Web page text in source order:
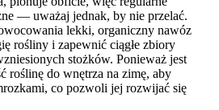
— uważaj jednak, by nie przelać.
lekki, organiczny nawóz
rośliny i zapewnić ciągłe zbiory
stożków. Ponieważ jest
roślinę do wnętrza na zimę, aby
co pozwoli jej rozwijać się